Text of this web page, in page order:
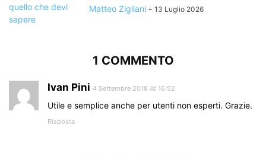
Matteo Zigliani - 13 Luglio 2026
1 COMMENTO
Ivan Pini 4 Settembre 2018 At 16:52
Utile e semplice anche per utenti non esperti. Grazie.
Risposta